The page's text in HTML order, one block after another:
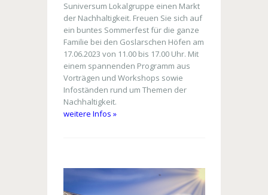
Suniversum Lokalgruppe einen Markt
der Nachhaltigkeit. Freuen Sie sich auf
ein buntes Sommerfest für die ganze
Familie bei den Goslarschen Höfen am
17.06.2023 von 11.00 bis 17.00 Uhr. Mit
einem spannenden Programm aus
Vorträgen und Workshops sowie
Infoständen rund um Themen der
Nachhaltigkeit.
weitere Infos »